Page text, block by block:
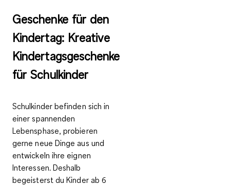
Geschenke für den
Kindertag: Kreative
Kindertagsgeschenke
für Schulkinder
Schulkinder befinden sich in
einer spannenden
Lebensphase, probieren
gerne neue Dinge aus und
entwickeln ihre eignen
Interessen. Deshalb
begeisterst du Kinder ab 6